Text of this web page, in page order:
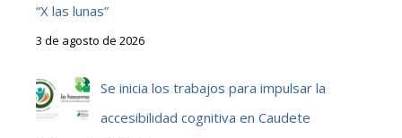
“X las lunas”
3 de agosto de 2026
Se inicia los trabajos para impulsar la
accesibilidad cognitiva en Caudete